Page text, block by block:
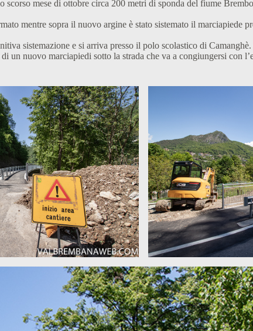
mese di ottobre circa 200 metri di sponda del fiume Brembo
mentre sopra il nuovo argine è stato sistemato il marciapiede
sistemazione e si arriva presso il polo scolastico di
nuovo marciapiedi sotto la strada che va a congiungersi con